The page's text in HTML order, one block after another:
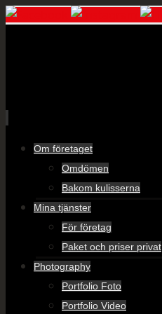
Skip
Om företaget
Omdömen
Bakom kulisserna
Mina tjänster
För företag
Paket och priser privat
Photography
Portfolio Foto
Portfolio Video